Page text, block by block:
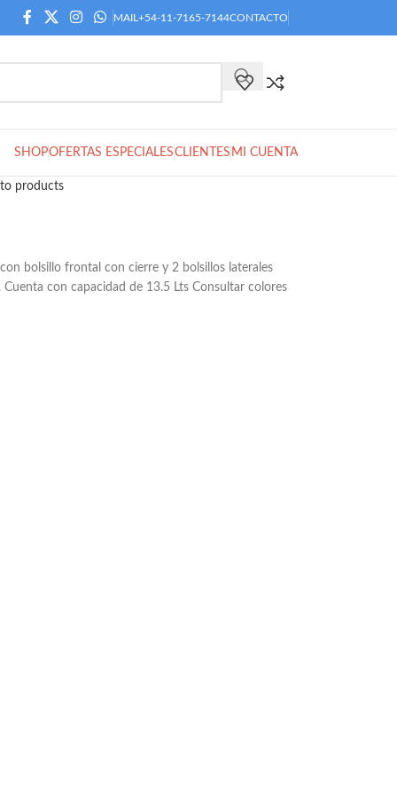
MAIL +54-11-7165-7144CONTACTO
SHOPOFERTAS ESPECIALESCLIENTES MI CUENTA
to products
bolsillo frontal con cierre y 2 bolsillos laterales
con capacidad de 13.5 Lts Consultar colores